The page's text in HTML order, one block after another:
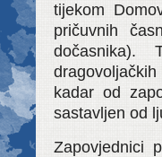
tijekom
pričuvnih
kadar od
sastavljen od
Zapovjednici